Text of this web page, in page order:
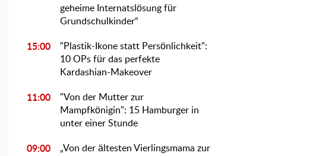
geheime Internatslösung für
Grundschulkinder“
15:00
"Plastik-Ikone statt Persönlichkeit":
10 OPs für das perfekte
Kardashian-Makeover
11:00
"Von der Mutter zur
Mampfkönigin": 15 Hamburger in
unter einer Stunde
09:00
„Von der ältesten Vierlingsmama zur